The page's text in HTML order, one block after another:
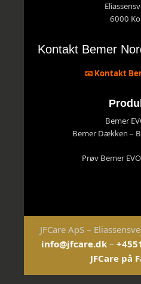
6000
Kontakt Bemer
📧 Kontakt
Bemer
Bemer Dækken –
Prøv Bemer
JFCare ApS –
info@jfcare.dk–
JFCare på